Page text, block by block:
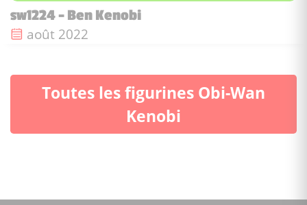
sw1224 - Ben Kenobi
Date de sortie :
août 2022
Toutes les figurines Obi-Wan
Kenobi